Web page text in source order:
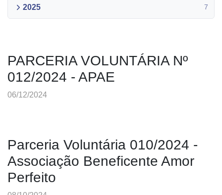
2025 7
PARCERIA VOLUNTÁRIA Nº
012/2024 - APAE
06/12/2024
Parceria Voluntária 010/2024 -
Associação Beneficente Amor
Perfeito